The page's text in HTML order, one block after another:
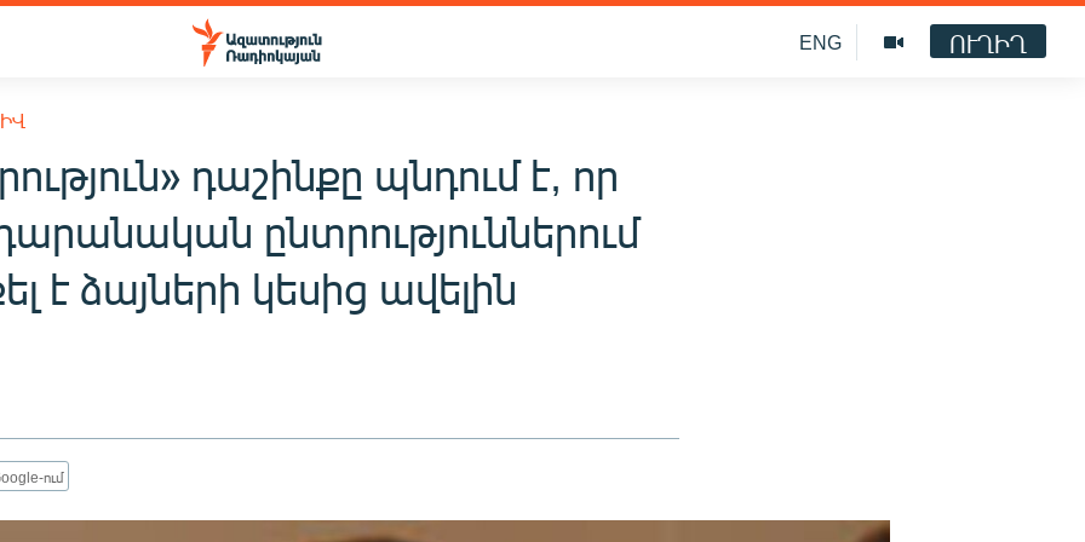
ENG ՈՒՂԻՂ
դաշինքը պնդում է, որ
ընտրություններում
է ձայների կեսից ավելին
ում